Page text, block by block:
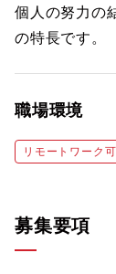
個人の努力の
の特長です。
職場環境
リモートワーク可
募集要項